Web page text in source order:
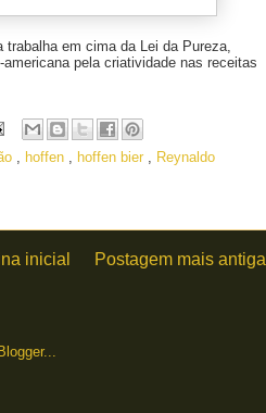
trabalha em cima da Lei da Pureza,
pela criatividade nas receitas
, hoffen , hoffen bier , Reynaldo
Postagem mais antiga
inicial